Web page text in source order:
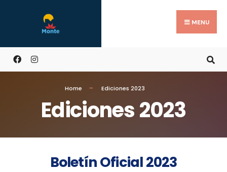
MENU
Home Ediciones 2023
Ediciones 2023
Boletín Oficial 2023